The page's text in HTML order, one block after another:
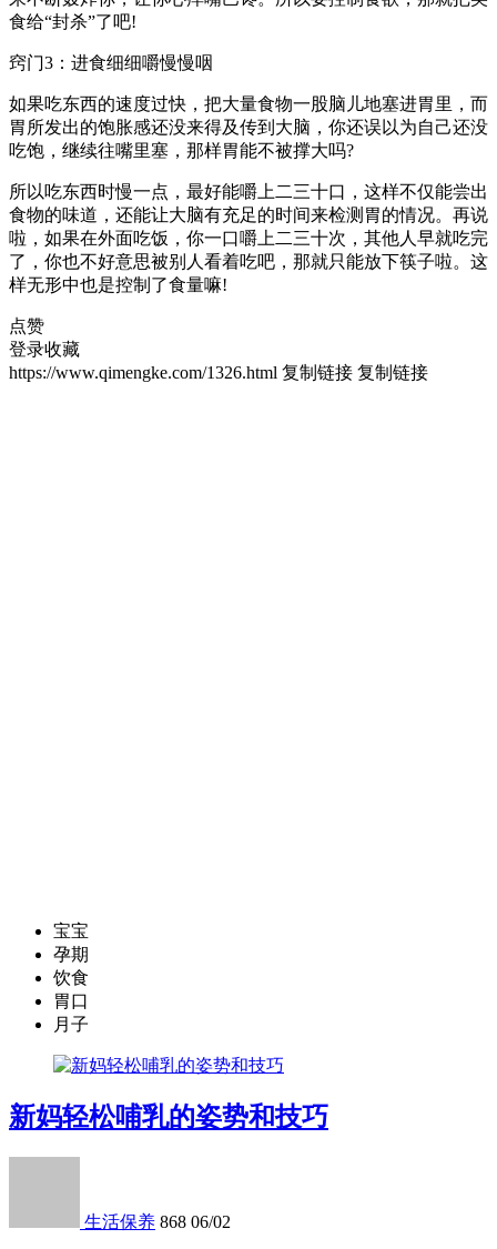
食给“封杀”了吧!
窍门3：进食细细嚼慢慢咽
如果吃东西的速度过快，把大量食物一股脑儿地塞进胃里，而
胃所发出的饱胀感还没来得及传到大脑，你还误以为自己还没
吃饱，继续往嘴里塞，那样胃能不被撑大吗?
所以吃东西时慢一点，最好能嚼上二三十口，这样不仅能尝出
食物的味道，还能让大脑有充足的时间来检测胃的情况。再说
啦，如果在外面吃饭，你一口嚼上二三十次，其他人早就吃完
了，你也不好意思被别人看着吃吧，那就只能放下筷子啦。这
样无形中也是控制了食量嘛!
点赞
登录收藏
https://www.qimengke.com/1326.html 复制链接 复制链接
宝宝
孕期
饮食
胃口
月子
新妈轻松哺乳的姿势和技巧
生活保养 868 06/02